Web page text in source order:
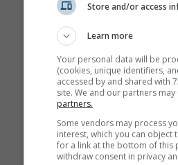
Store and/or access
Learn more
Your personal data will be
(cookies, unique identifiers,
accessed by and shared with
site. We and our partners
partners.
Some vendors may process
interest, which you can
for a link at the bottom of this
withdraw consent in privacy